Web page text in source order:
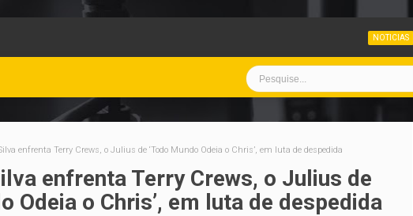
INCÊNDIO ATINGE
enfrenta Terry Crews, o Julius de ‘Todo Mundo Odeia o Chris’, em luta de despedida
enfrenta Terry Crews, o Julius de
Odeia o Chris’, em luta de despedida